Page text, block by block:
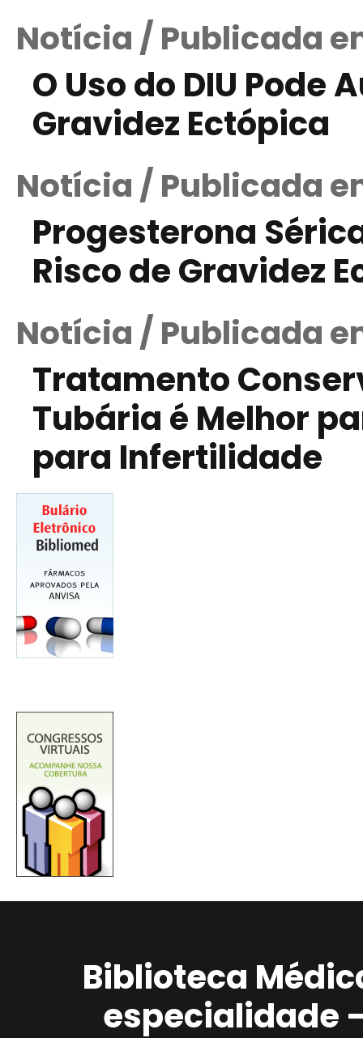
Notícia / Publicada
O Uso do DIU Pode
Gravidez Ectópica
Notícia / Publicada
Progesterona
Risco de Gravidez
Notícia / Publicada
Tratamento
Tubária é Melhor
para Infertilidade
Biblioteca
especialidade